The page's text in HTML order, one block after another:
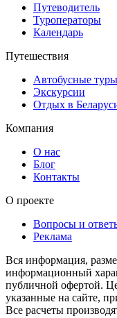
Путеводитель
Туроператоры
Календарь
Путешествия
Автобусные туры
Экскурсии
Отдых в
Компания
О нас
Блог
Контакты
О проекте
Вопросы и
Реклама
Вся информация,
информационный
публичной офертой.
указанные на сайте,
Все расчеты